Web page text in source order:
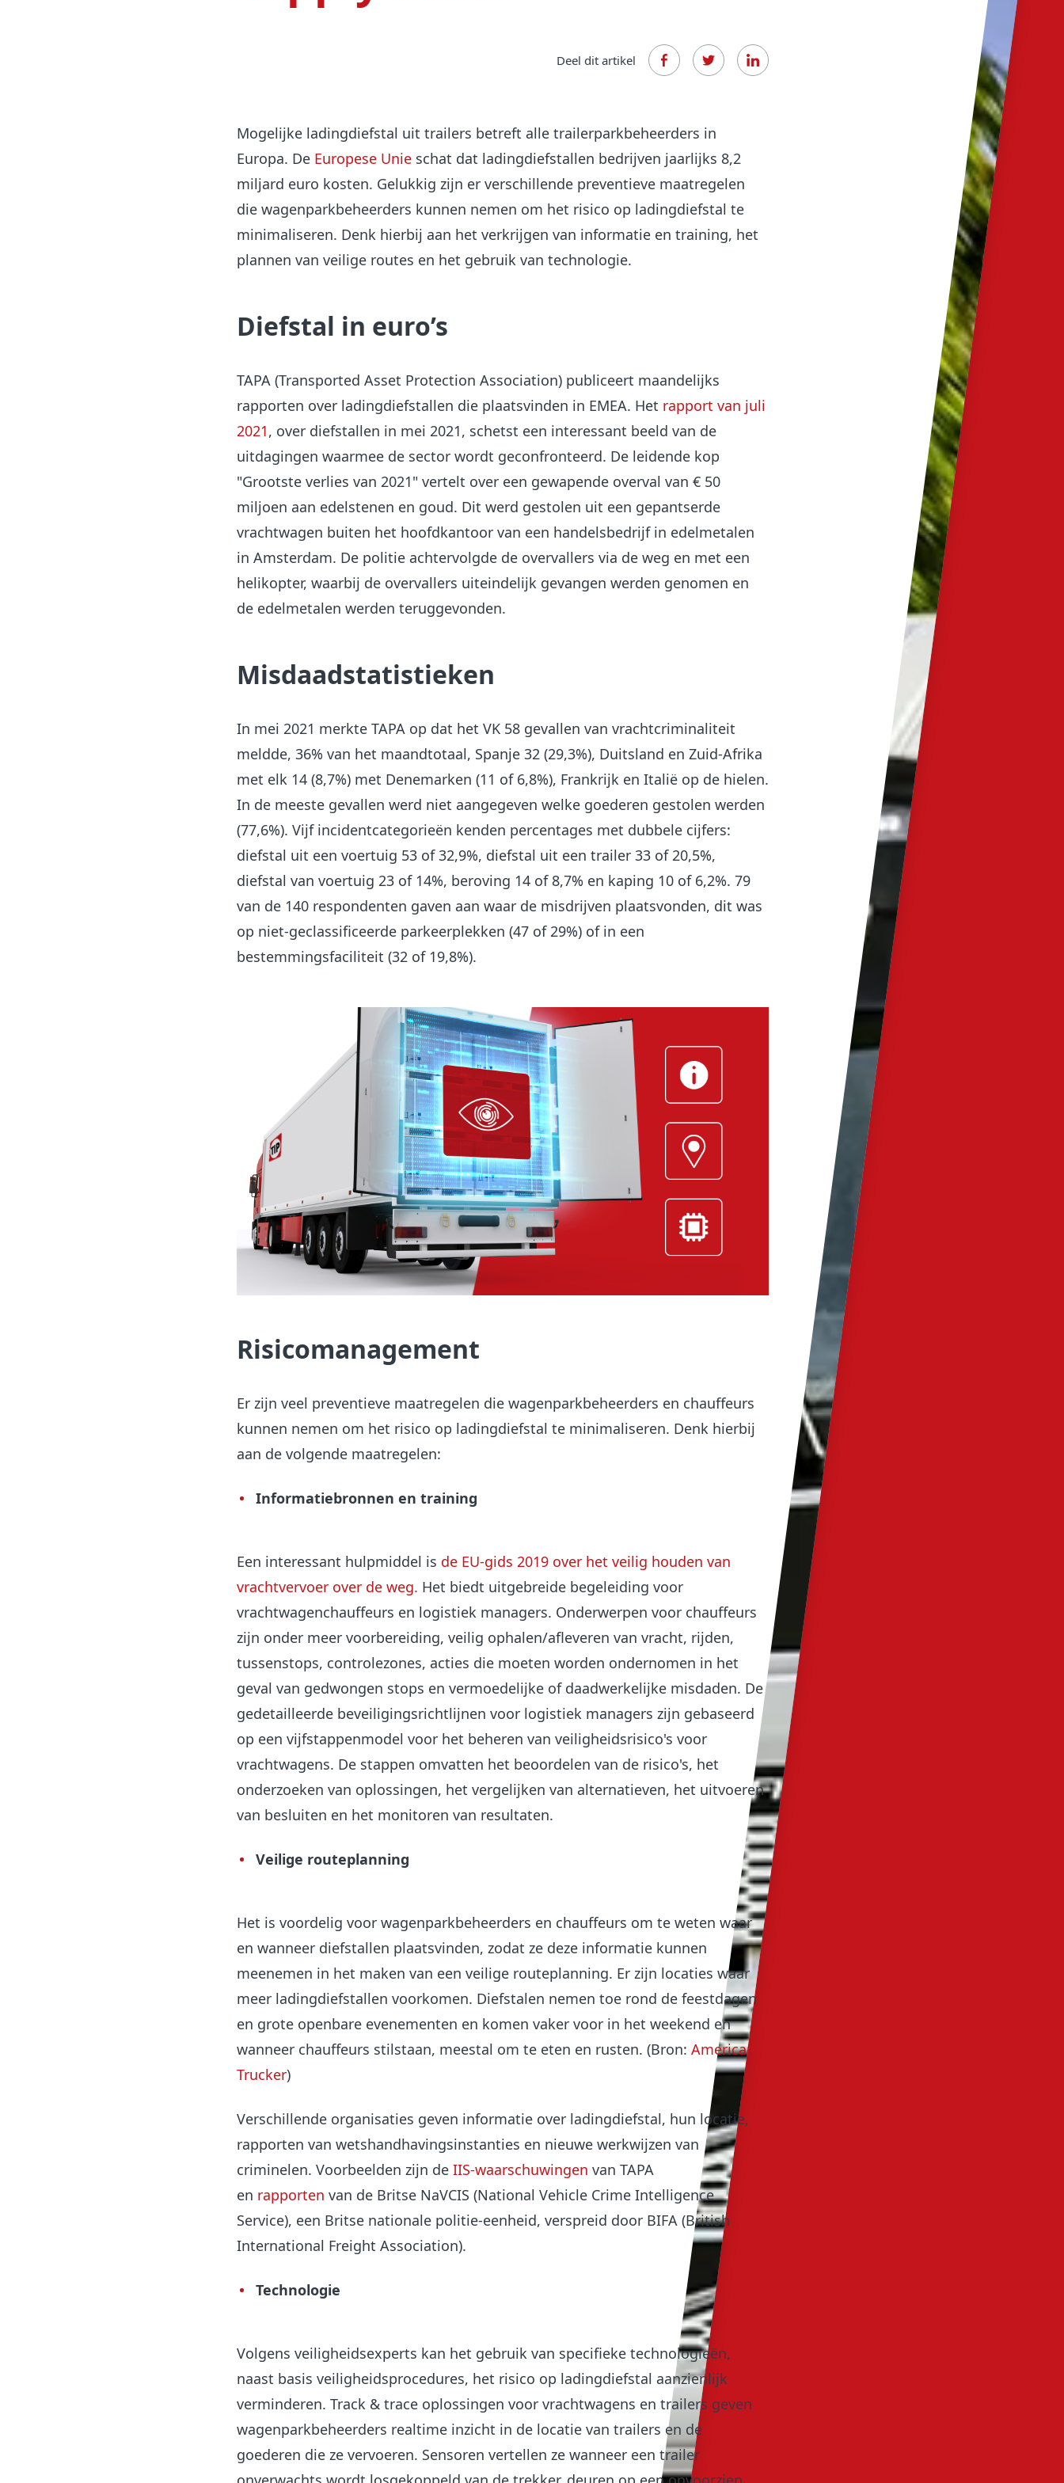
Deel dit artikel
Mogelijke ladingdiefstal uit trailers betreft alle trailerparkbeheerders in
Europa. De Europese Unieschat dat ladingdiefstallen bedrijven jaarlijks 8,2
miljard euro kosten. Gelukkig zijn er verschillende preventieve maatregelen
die wagenparkbeheerders kunnen nemen om het risico op ladingdiefstal te
minimaliseren. Denk hierbij aan het verkrijgen van informatie en training, het
plannen van veilige routes en het gebruik van technologie.
Diefstal in euro’s
TAPA (Transported Asset Protection Association) publiceert maandelijks
rapporten over ladingdiefstallen die plaatsvinden in EMEA. Het rapport van juli
2021, over diefstallen in mei 2021, schetst een interessant beeld van de
uitdagingen waarmee de sector wordt geconfronteerd. De leidende kop
"Grootste verlies van 2021" vertelt over een gewapende overval van € 50
miljoen aan edelstenen en goud. Dit werd gestolen uit een gepantserde
vrachtwagen buiten het hoofdkantoor van een handelsbedrijf in edelmetalen
in Amsterdam. De politie achtervolgde de overvallers via de weg en met een
helikopter, waarbij de overvallers uiteindelijk gevangen werden genomen en
de edelmetalen werden teruggevonden.
Misdaadstatistieken
In mei 2021 merkte TAPA op dat het VK 58 gevallen van vrachtcriminaliteit
meldde, 36% van het maandtotaal, Spanje 32 (29,3%), Duitsland en Zuid-Afrika
met elk 14 (8,7%) met Denemarken (11 of 6,8%), Frankrijk en Italië op de hielen.
In de meeste gevallen werd niet aangegeven welke goederen gestolen werden
(77,6%). Vijf incidentcategorieën kenden percentages met dubbele cijfers:
diefstal uit een voertuig 53 of 32,9%, diefstal uit een trailer 33 of 20,5%,
diefstal van voertuig 23 of 14%, beroving 14 of 8,7% en kaping 10 of 6,2%. 79
van de 140 respondenten gaven aan waar de misdrijven plaatsvonden, dit was
op niet-geclassificeerde parkeerplekken (47 of 29%) of in een
bestemmingsfaciliteit (32 of 19,8%).
Risicomanagement
Er zijn veel preventieve maatregelen die wagenparkbeheerders en chauffeurs
kunnen nemen om het risico op ladingdiefstal te minimaliseren. Denk hierbij
aan de volgende maatregelen:
Informatiebronnen en training
Een interessant hulpmiddel is de EU-gids 2019 over het veilig houden van
vrachtvervoer over de weg. Het biedt uitgebreide begeleiding voor
vrachtwagenchauffeurs en logistiek managers. Onderwerpen voor chauffeurs
zijn onder meer voorbereiding, veilig ophalen/afleveren van vracht, rijden,
tussenstops, controlezones, acties die moeten worden ondernomen in het
geval van gedwongen stops en vermoedelijke of daadwerkelijke misdaden. De
gedetailleerde beveiligingsrichtlijnen voor logistiek managers zijn gebaseerd
op een vijfstappenmodel voor het beheren van veiligheidsrisico's voor
vrachtwagens. De stappen omvatten het beoordelen van de risico's, het
onderzoeken van oplossingen, het vergelijken van alternatieven, het uitvoeren
van besluiten en het monitoren van resultaten.
Veilige routeplanning
Het is voordelig voor wagenparkbeheerders en chauffeurs om te weten waar
en wanneer diefstallen plaatsvinden, zodat ze deze informatie kunnen
meenemen in het maken van een veilige routeplanning. Er zijn locaties waar
meer ladingdiefstallen voorkomen. Diefstalen nemen toe rond de feestdagen
en grote openbare evenementen en komen vaker voor in het weekend en
wanneer chauffeurs stilstaan, meestal om te eten en rusten. (Bron: American
Trucker)
Verschillende organisaties geven informatie over ladingdiefstal, hun locatie,
rapporten van wetshandhavingsinstanties en nieuwe werkwijzen van
criminelen. Voorbeelden zijn de IIS-waarschuwingen van TAPA
en rapporten van de Britse NaVCIS (National Vehicle Crime Intelligence
Service), een Britse nationale politie-eenheid, verspreid door BIFA (British
International Freight Association).
Technologie
Volgens veiligheidsexperts kan het gebruik van specifieke technologieën,
naast basis veiligheidsprocedures, het risico op ladingdiefstal aanzienlijk
verminderen. Track & trace oplossingen voor vrachtwagens en trailers geven
wagenparkbeheerders realtime inzicht in de locatie van trailers en de
goederen die ze vervoeren. Sensoren vertellen ze wanneer een trailer